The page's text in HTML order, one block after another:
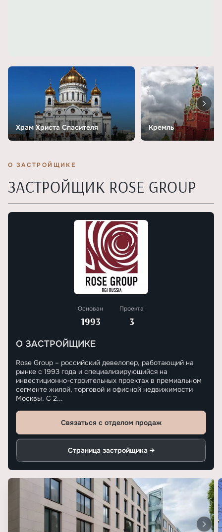
Храм Христа Спасителя Кремль
О ЗАСТРОЙЩИКЕ
ЗАСТРОЙЩИК ROSE GROUP
Основан
1993
Проекта
3
О ЗАСТРОЙЩИКЕ
Rose Group – российский девелопер, работающий на
рынке с 1993 года и специализирующийся на
инвестиционно-строительных проектах в премиальном
сегменте жилой, торговой и офисной недвижимости
Москвы. С 2...
Связаться с отделом продаж
Страница застройщика →